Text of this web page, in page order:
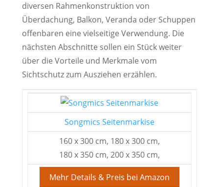
diversen Rahmenkonstruktion von
Überdachung, Balkon, Veranda oder Schuppen
offenbaren eine vielseitige Verwendung. Die
nächsten Abschnitte sollen ein Stück weiter
über die Vorteile und Merkmale vom
Sichtschutz zum Ausziehen erzählen.
Songmics Seitenmarkise
160 x 300 cm, 180 x 300 cm,
180 x 350 cm, 200 x 350 cm,
Mehr Details & Preis bei Amazon